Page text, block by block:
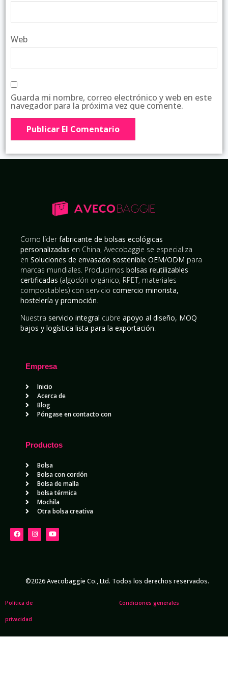
Web
Guarda mi nombre, correo electrónico y web en este
navegador para la próxima vez que comente.
Como líderfabricante de bolsas ecológicas
personalizadas en China, Avecobaggie se especializa
en Soluciones de envasado sostenible OEM/ODM para
marcas mundiales. Producimos bolsas reutilizables
certificadas (algodón orgánico, RPET, materiales
compostables) con servicio comercio minorista,
hostelería y promoción.
Nuestra servicio integral cubre apoyo al diseño, MOQ
bajos y logística lista para la exportación.
Empresa
Inicio
Acerca de
Blog
Póngase en contacto con
Productos
Bolsa
Bolsa con cordón
Bolsa de malla
bolsa térmica
Mochila
Otra bolsa creativa
©2026 Avecobaggie Co., Ltd. Todos los derechos reservados.
Política de
privacidad
Condiciones generales